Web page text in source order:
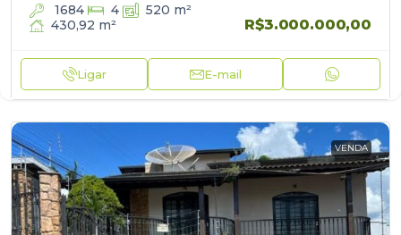
1684 4 520 m²
430,92 m² R$3.000.000,00
Ligar E-mail
VENDA